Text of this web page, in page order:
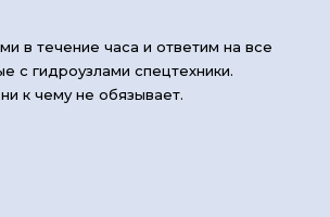
в течение часа и ответим на все
с гидроузлами спецтехники.
к чему не обязывает.